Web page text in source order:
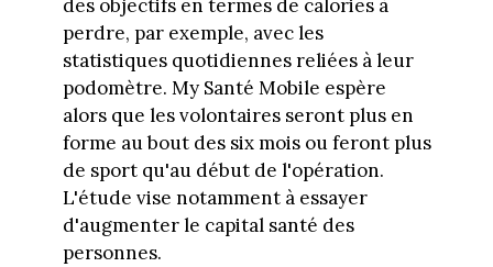
des objectifs en termes de calories à
perdre, par exemple, avec les
statistiques quotidiennes reliées à leur
podomètre. My Santé Mobile espère
alors que les volontaires seront plus en
forme au bout des six mois ou feront plus
de sport qu'au début de l'opération.
L'étude vise notamment à essayer
d'augmenter le capital santé des
personnes.